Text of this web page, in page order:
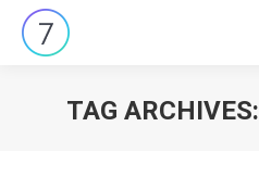
TAG ARCHIVES: